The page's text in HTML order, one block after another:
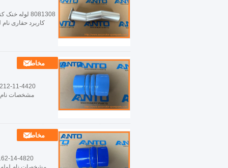
مخاطب
مخاطب